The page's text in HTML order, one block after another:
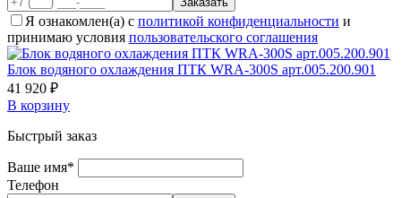
Я ознакомлен(а) с политикой конфиденциальности и
принимаю условия пользовательского соглашения
Блок водяного охлаждения ПТК WRA-300S арт.005.200.901
41 920 ₽
В корзину
Быстрый заказ
Ваше имя*
Телефон